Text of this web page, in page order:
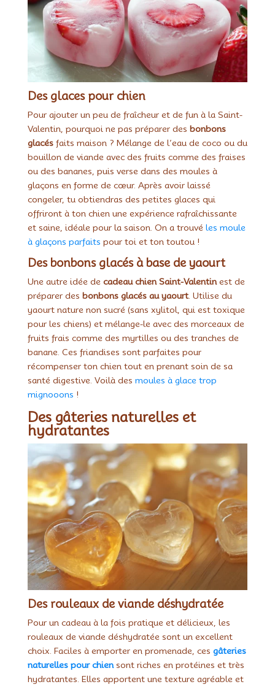
Des glaces pour chien
Pour ajouter un peu de fraîcheur et de fun à la Saint-
Valentin, pourquoi ne pas préparer des bonbons
glacésfaits maison ? Mélange de l’eau de coco ou du
bouillon de viande avec des fruits comme des fraises
ou des bananes, puis verse dans des moules à
glaçons en forme de cœur. Après avoir laissé
congeler, tu obtiendras des petites glaces qui
offriront à ton chien une expérience rafraîchissante
et saine, idéale pour la saison. On a trouvé les moule
à glaçons parfaits pour toi et ton toutou !
Des bonbons glacés à base de yaourt
Une autre idée de cadeau chien Saint-Valentinest de
préparer des bonbons glacés au yaourt. Utilise du
yaourt nature non sucré (sans xylitol, qui est toxique
pour les chiens) et mélange-le avec des morceaux de
fruits frais comme des myrtilles ou des tranches de
banane. Ces friandises sont parfaites pour
récompenser ton chien tout en prenant soin de sa
santé digestive. Voilà des moules à glace trop
mignooons !
Des gâteries naturelles et
hydratantes
Des rouleaux de viande déshydratée
Pour un cadeau à la fois pratique et délicieux, les
rouleaux de viande déshydratée sont un excellent
choix. Faciles à emporter en promenade, ces gâteries
naturelles pour chiensont riches en protéines et très
hydratantes. Elles apportent une texture agréable et